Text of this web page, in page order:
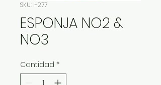
SKU: I-277
ESPONJA NO2 &
NO3
Cantidad *